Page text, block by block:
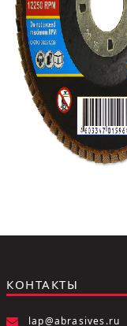
Желоб
Крышка
КОНТАКТЫ
lap@abrasives.ru